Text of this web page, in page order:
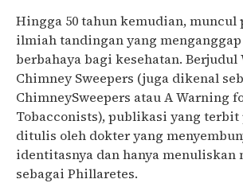
Hingga 50 tahun kemudian,
ilmiah tandingan yang
berbahaya bagi kesehatan. Berjudul
Chimney Sweepers (juga dikenal
ChimneySweepers atau A Warning
Tobacconists), publikasi yang terbit
ditulis oleh dokter yang
identitasnya dan hanya menuliskan
sebagai Phillaretes.